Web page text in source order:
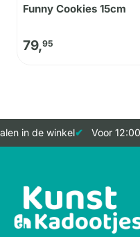
Funny Cookies 15cm
79,95
in de winkel Voor